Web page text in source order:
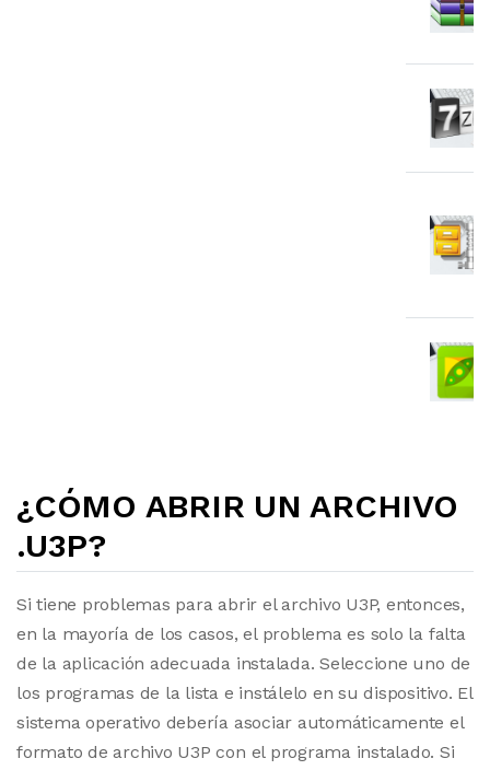
¿CÓMO ABRIR UN ARCHIVO
.U3P?
Si tiene problemas para abrir el archivo U3P, entonces,
en la mayoría de los casos, el problema es solo la falta
de la aplicación adecuada instalada. Seleccione uno de
los programas de la lista e instálelo en su dispositivo. El
sistema operativo debería asociar automáticamente el
formato de archivo U3P con el programa instalado. Si